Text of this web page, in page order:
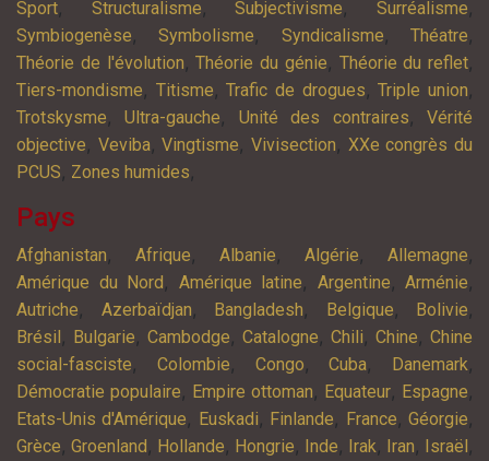
Sport, Structuralisme,Subjectivisme,Surréalisme,
Symbiogenèse,Symbolisme, Syndicalisme,Théatre,
Théorie de l'évolution,Théorie du génie, Théorie du reflet,
Tiers-mondisme, Titisme,Trafic de drogues,Triple union,
Trotskysme,Ultra-gauche, Unité des contraires,Vérité
objective, Veviba,Vingtisme,Vivisection, XXe congrès du
PCUS, Zones humides,
Pays
Afghanistan, Afrique, Albanie, Algérie, Allemagne,
Amérique du Nord , Amérique latine, Argentine, Arménie,
Autriche, Azerbaïdjan, Bangladesh, Belgique, Bolivie,
Brésil , Bulgarie, Cambodge, Catalogne, Chili, Chine, Chine
social-fasciste, Colombie, Congo,Cuba, Danemark,
Démocratie populaire, Empire ottoman, Equateur, Espagne,
Etats-Unis d'Amérique, Euskadi, Finlande, France,Géorgie,
Grèce, Groenland , Hollande, Hongrie, Inde, Irak, Iran, Israël ,